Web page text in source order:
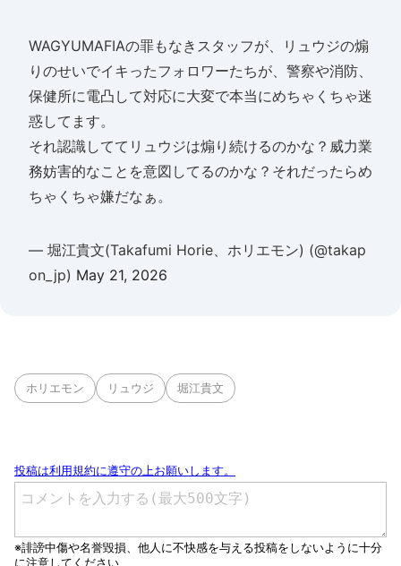
WAGYUMAFIAの罪もなきスタッフが、リュウジの煽
りのせいでイキったフォロワーたちが、警察や消防、
保健所に電凸して対応に大変で本当にめちゃくちゃ迷
惑してます。
それ認識しててリュウジは煽り続けるのかな？威力業
務妨害的なことを意図してるのかな？それだったらめ
ちゃくちゃ嫌だなぁ。
— 堀江貴文(Takafumi Horie、ホリエモン) (@takap
on_jp) May 21, 2026
ホリエモン リュウジ 堀江貴文